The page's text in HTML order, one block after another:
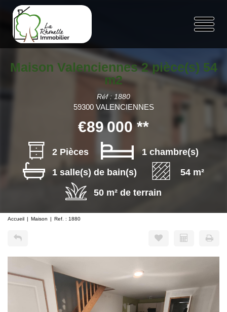
Maison Valenciennes 2 pièce(s) 54
m2
Réf : 1880
59300 VALENCIENNES
€89 000**
2 Pièces
1 chambre(s)
1 salle(s) de bain(s)
54 m²
50 m² de terrain
Accueil Maison Ref. : 1880